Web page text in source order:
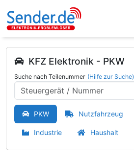
KFZ Elektronik - PKW
Suche nach Teilenummer (Hilfe zur Suche)
PKW Nutzfahrzeug
Industrie Haushalt